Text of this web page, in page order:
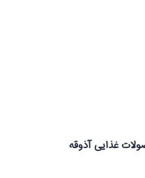
غذایی آذوقه